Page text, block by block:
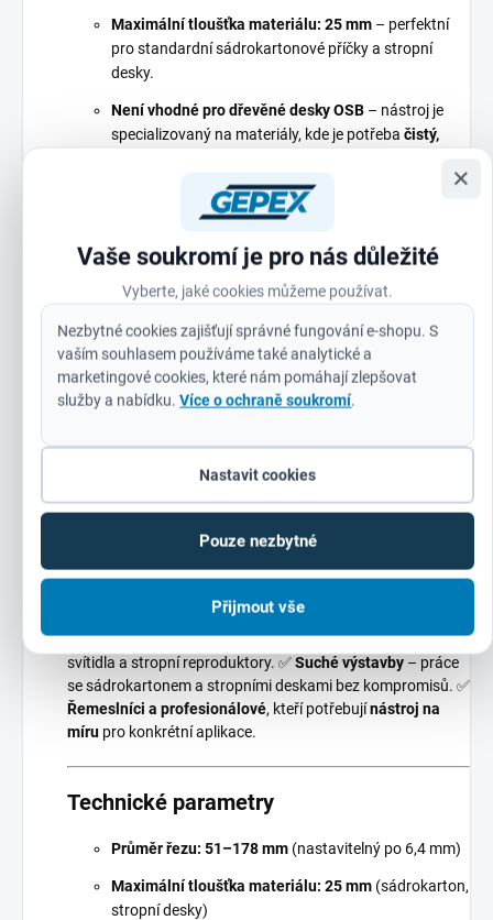
Vaše soukromí je pro nás důležité
Vyberte, jaké cookies můžeme používat.
Nezbytné cookies zajišťují správné fungování e-shopu. S
vaším souhlasem používáme také analytické a
marketingové cookies, které nám pomáhají zlepšovat
služby a nabídku. Více o ochraně soukromí.
Nastavit cookies
Pouze nezbytné
Přijmout vše
×
Maximální tloušťka materiálu: 25 mm – perfektní
pro standardní sádrokartonové příčky a stropní
desky.
Není vhodné pro dřevěné desky OSB – nástroj je
specializovaný na materiály, kde je potřeba čistý,
bez nutnosti dodatečného obrušování
4. Robustní konstrukce pro náročné
podmínky
Odolné materiály a precizní zpracovánízaručují
dlouhou životnost i při intenzivním používání.
Pro koho je tato pila ideální?
– rychlé a čisté řezání otvorů pro klimatizační
potrubí a ventilátory. ✅Elektrikáři– přesné otvory pro
svítidla a stropní reproduktory. ✅Suché výstavby – práce
se sádrokartonem a stropními deskami bez kompromisů. ✅
Řemeslníci a profesionálové, kteří potřebujínástroj na
míru pro konkrétní aplikace.
Technické parametry
Průměr řezu: 51–178 mm (nastavitelný po 6,4 mm)
Maximální tloušťka materiálu: 25 mm (sádrokarton,
stropní desky)